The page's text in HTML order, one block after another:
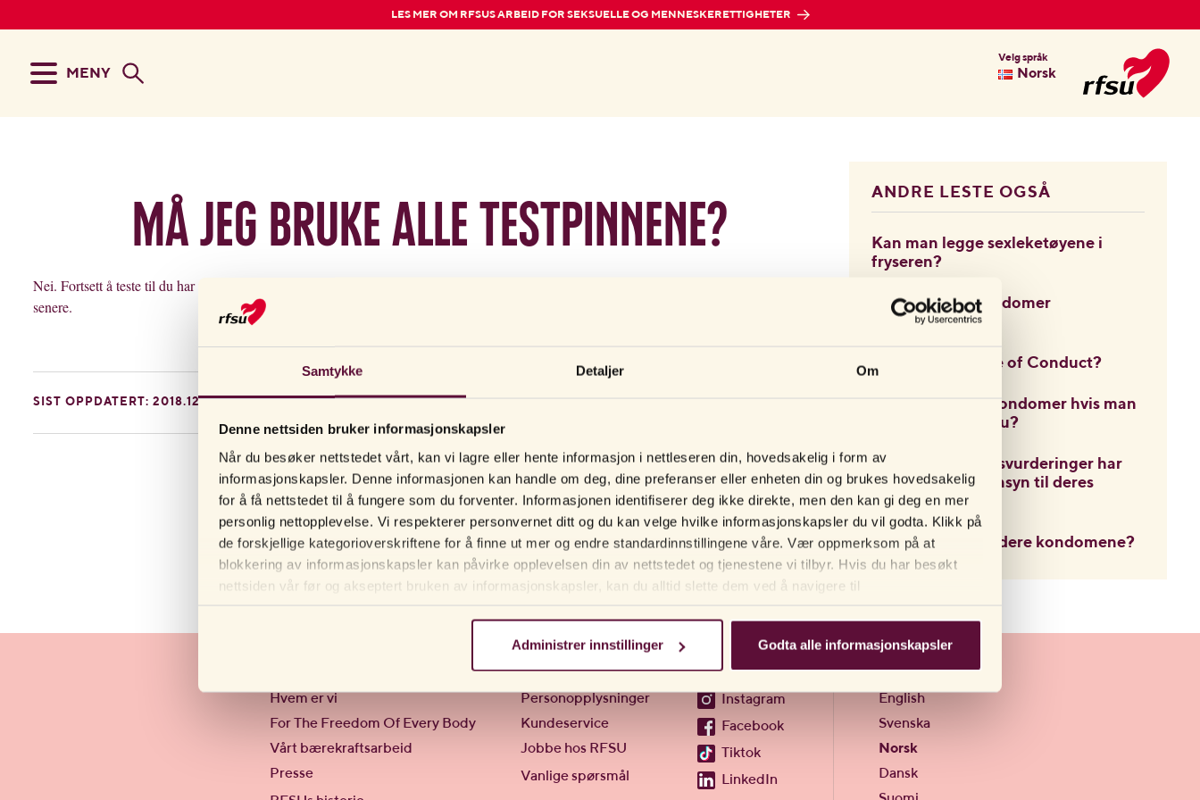
Samtykke Detaljer Om
Denne nettsiden bruker informasjonskapsler
Når du besøker nettstedet vårt, kan vi lagre eller hente informasjon i nettleseren din, hovedsakelig i form av
informasjonskapsler. Denne informasjonen kan handle om deg, dine preferanser eller enheten din og brukes hovedsakelig
for å få nettstedet til å fungere som du forventer. Informasjonen identifiserer deg ikke direkte, men den kan gi deg en mer
personlig nettopplevelse. Vi respekterer personvernet ditt og du kan velge hvilke informasjonskapsler du vil godta. Klikk på
de forskjellige kategorioverskriftene for å finne ut mer og endre standardinnstillingene våre. Vær oppmerksom på at
blokkering av informasjonskapsler kan påvirke opplevelsen din av nettstedet og tjenestene vi tilbyr. Hvis du har besøkt
nettsiden vår før og akseptert bruken av informasjonskapsler, kan du alltid slette dem ved å navigere til
Administrer innstillinger Godta alle informasjonskapsler
LES MER OM RFSUS ARBEID FOR SEKSUELLE OG MENNESKERETTIGHETER
MENY
Velg språk
Norsk
Må jeg bruke alle testpinnene?
Nei. Fortsett å teste til du har påvist LH-stigning. Resten av testpinnene kan du spare til neste menstruasjonssyklus hvis du vil teste igjen
senere.
SIST OPPDATERT: 2018.12.03
ANDRE LESTE OGSÅ
Kan man legge sexleketøyene i
fryseren?
Hvordan skal kondomer
oppbevares?
Har dere en Code of Conduct?
Kan man bruke kondomer hvis man
har sex i en badstu?
Hvilke bærekraftsvurderinger har
dere tatt med hensyn til deres
sexleketøy?
Hvor produserer dere kondomene?
Hvem er vi
For The Freedom Of Every Body
Vårt bærekraftsarbeid
Presse
Hjelp
Personopplysninger
Kundeservice
Jobbe hos RFSU
Vanlige spørsmål
Følg oss
Instagram
Facebook
Tiktok
LinkedIn
Språk
English
Svenska
Norsk
Dansk